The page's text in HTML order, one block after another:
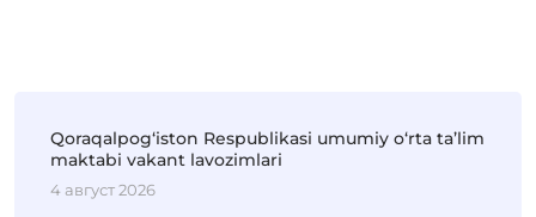
Qoraqalpog‘iston Respublikasi umumiy o‘rta ta’lim
maktabi vakant lavozimlari
4 август 2026